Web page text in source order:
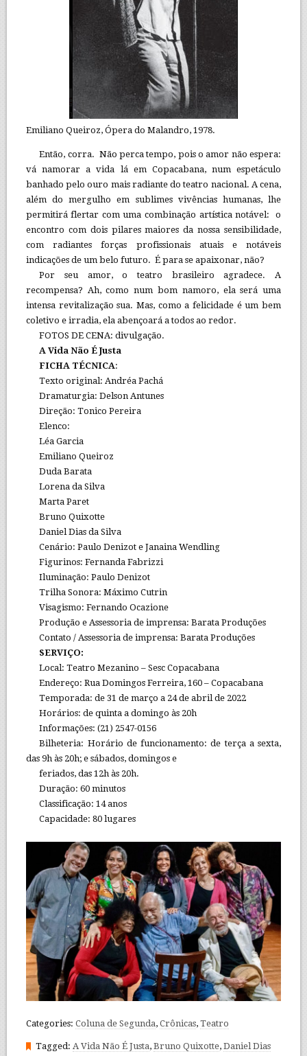
Emiliano Queiroz, Ópera do Malandro, 1978.
Então, corra. Não perca tempo, pois o amor não espera:
vá namorar a vida lá em Copacabana, num espetáculo
banhado pelo ouro mais radiante do teatro nacional. A cena,
além do mergulho em sublimes vivências humanas, lhe
permitirá flertar com uma combinação artística notável: o
encontro com dois pilares maiores da nossa sensibilidade,
com radiantes forças profissionais atuais e notáveis
indicações de um belo futuro. É para se apaixonar, não?
Por seu amor, o teatro brasileiro agradece. A
recompensa? Ah, como num bom namoro, ela será uma
intensa revitalização sua. Mas, como a felicidade é um bem
coletivo e irradia, ela abençoará a todos ao redor.
FOTOS DE CENA: divulgação.
A Vida Não É Justa
FICHA TÉCNICA:
Texto original: Andréa Pachá
Dramaturgia: Delson Antunes
Direção: Tonico Pereira
Elenco:
Léa Garcia
Emiliano Queiroz
Duda Barata
Lorena da Silva
Marta Paret
Bruno Quixotte
Daniel Dias da Silva
Cenário: Paulo Denizot e Janaina Wendling
Figurinos: Fernanda Fabrizzi
Iluminação: Paulo Denizot
Trilha Sonora: Máximo Cutrin
Visagismo: Fernando Ocazione
Produção e Assessoria de imprensa: Barata Produções
Contato / Assessoria de imprensa: Barata Produções
SERVIÇO:
Local: Teatro Mezanino – Sesc Copacabana
Endereço: Rua Domingos Ferreira, 160 – Copacabana
Temporada: de 31 de março a 24 de abril de 2022
Horários: de quinta a domingo às 20h
Informações: (21) 2547-0156
Bilheteria: Horário de funcionamento: de terça a sexta,
das 9h às 20h; e sábados, domingos e
feriados, das 12h às 20h.
Duração: 60 minutos
Classificação: 14 anos
Capacidade: 80 lugares
Categories: Coluna de Segunda, Crônicas, Teatro
Tagged: A Vida Não É Justa, Bruno Quixotte, Daniel Dias